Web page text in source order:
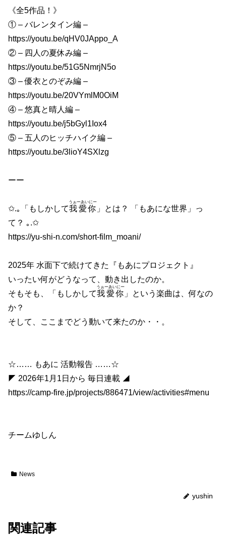
《全5作品！》
① – バレンタイン編 –
https://youtu.be/qHV0JAppo_A
② – 四人の夏休み編 –
https://youtu.be/51G5NmrjN5o
③ – 優衣とのぞみ編 –
https://youtu.be/20VYmlM0OiM
④ – 悠真と晴人編 –
https://youtu.be/j5bGyl1Iox4
⑤ – 五人のヒッチハイク編 –
https://youtu.be/3lioY4SXlzg
ーー
✩.｡「もしかして我愛你
うぉーあいにー
」とは？ 「もあにな世界」っ
て？ ｡.✩
https://yu-shi-n.com/short-film_moani/
2025年 水面下で続けてきた『もあにプロジェクト』
いったい何がどうなって、動き出したのか。
そもそも、「もしかして我愛你
うぉーあいにー
」という楽曲は、何なの
か？
そして、ここまでどう動いて来たのか・・。
☆…… もあに 活動報告 ……☆
◤ 2026年1月1日から 毎日連載 ◢
https://camp-fire.jp/projects/886471/view/activities#menu
チームゆしん
News
yushin
関連記事